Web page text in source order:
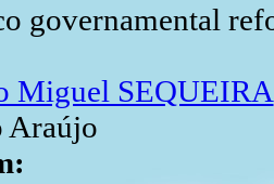
governamental
Miguel SEQUEIRA
Araújo